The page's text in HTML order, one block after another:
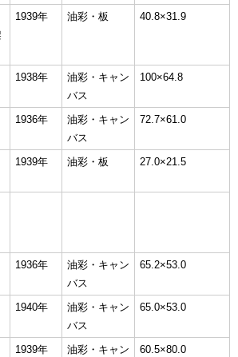
1939年 油彩・板 40.8×31.9
1938年
油彩・キャン
バス
100×64.8
1936年
油彩・キャン
バス
72.7×61.0
1939年 油彩・板 27.0×21.5
1936年
油彩・キャン
バス
65.2×53.0
1940年
油彩・キャン
バス
65.0×53.0
1939年
油彩・キャン
60.5×80.0